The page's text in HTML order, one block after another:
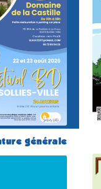
août 2026
générale
Livre / Foire